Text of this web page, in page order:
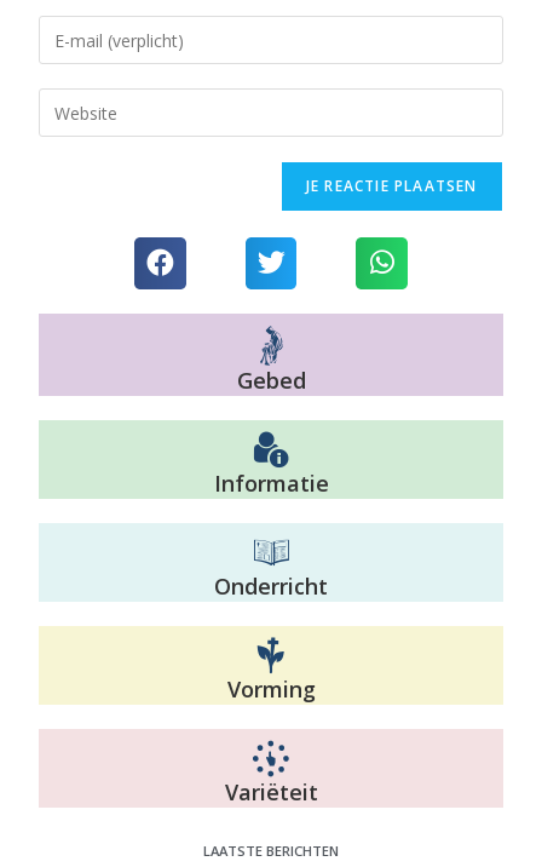
Gebed
Informatie
Onderricht
Vorming
Variëteit
LAATSTE BERICHTEN